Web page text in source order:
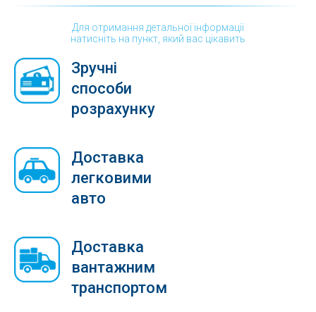
Для отримання детальної інформації
натисніть на пункт, який вас цікавить
Зручні
способи
розрахунку
Доставка
легковими
авто
Доставка
вантажним
транспортом